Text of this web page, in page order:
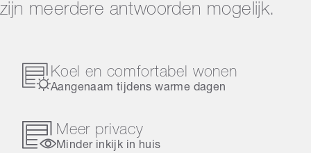
zijn meerdere antwoorden mogelijk.
Koel en comfortabel wonen
Aangenaam tijdens warme dagen
Meer privacy
Minder inkijk in huis